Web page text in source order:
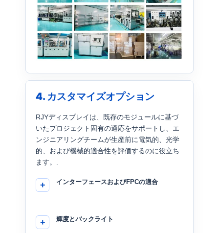
4. カスタマイズオプション
RJYディスプレイは、既存のモジュールに基づ
いたプロジェクト固有の適応をサポートし、エ
ンジニアリングチームが生産前に電気的、光学
的、および機械的適合性を評価するのに役立ち
ます。.
インターフェースおよびFPCの適合
輝度とバックライト